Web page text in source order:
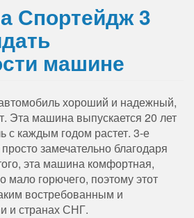
Спортейдж 3
машине
хороший и надежный,
Эта машина выпускается 20 лет
с каждым годом растет. 3-е
замечательно благодаря
эта машина комфортная,
мало горючего, поэтому этот
востребованным и
и странах СНГ.